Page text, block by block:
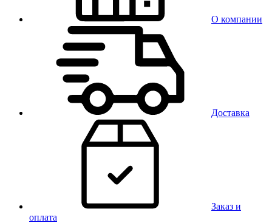
О компании
Доставка
Заказ и
оплата